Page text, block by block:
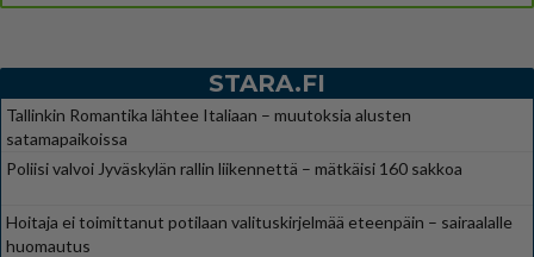
STARA.FI
Tallinkin Romantika lähtee Italiaan – muutoksia alusten
satamapaikoissa
Poliisi valvoi Jyväskylän rallin liikennettä – mätkäisi 160 sakkoa
Hoitaja ei toimittanut potilaan valituskirjelmää eteenpäin – sairaalalle
huomautus